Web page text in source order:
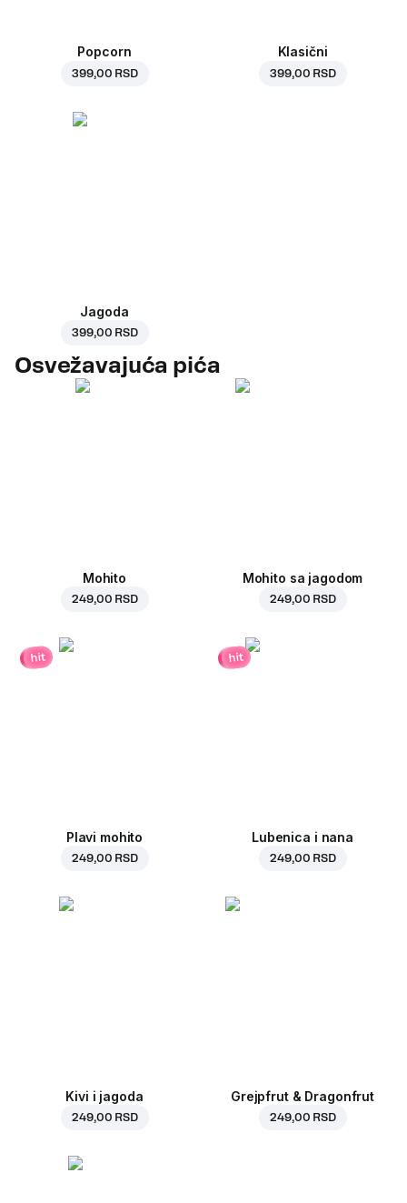
Popcorn
399,00 RSD
Klasični
399,00 RSD
Jagoda
399,00 RSD
Osvežavajuća pića
Mohito
249,00 RSD
Mohito sa jagodom
249,00 RSD
hit
Plavi mohito
249,00 RSD
hit
Lubenica i nana
249,00 RSD
Kivi i jagoda
249,00 RSD
Grejpfrut & Dragonfrut
249,00 RSD